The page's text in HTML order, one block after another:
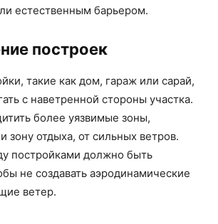
естественным барьером.
построек
такие как дом, гараж или сарай,
с наветренной стороны участка.
более уязвимые зоны,
зону отдыха, от сильных ветров.
постройками должно быть
не создавать аэродинамические
ветер.